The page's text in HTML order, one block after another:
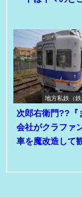
地方私鉄（鉄
次郎右衛門??『
会社がクラファ
車を魔改造して